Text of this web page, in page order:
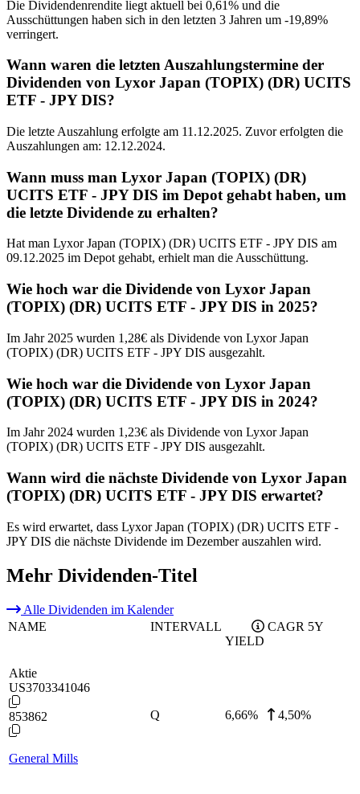
Die Dividendenrendite liegt aktuell bei 0,61% und die
Ausschüttungen haben sich in den letzten 3 Jahren um -19,89%
verringert.
Wann waren die letzten Auszahlungstermine der
Dividenden von Lyxor Japan (TOPIX) (DR) UCITS
ETF - JPY DIS?
Die letzte Auszahlung erfolgte am 11.12.2025. Zuvor erfolgten die
Auszahlungen am: 12.12.2024.
Wann muss man Lyxor Japan (TOPIX) (DR)
UCITS ETF - JPY DIS im Depot gehabt haben, um
die letzte Dividende zu erhalten?
Hat man Lyxor Japan (TOPIX) (DR) UCITS ETF - JPY DIS am
09.12.2025 im Depot gehabt, erhielt man die Ausschüttung.
Wie hoch war die Dividende von Lyxor Japan
(TOPIX) (DR) UCITS ETF - JPY DIS in 2025?
Im Jahr 2025 wurden 1,28€ als Dividende von Lyxor Japan
(TOPIX) (DR) UCITS ETF - JPY DIS ausgezahlt.
Wie hoch war die Dividende von Lyxor Japan
(TOPIX) (DR) UCITS ETF - JPY DIS in 2024?
Im Jahr 2024 wurden 1,23€ als Dividende von Lyxor Japan
(TOPIX) (DR) UCITS ETF - JPY DIS ausgezahlt.
Wann wird die nächste Dividende von Lyxor Japan
(TOPIX) (DR) UCITS ETF - JPY DIS erwartet?
Es wird erwartet, dass Lyxor Japan (TOPIX) (DR) UCITS ETF -
JPY DIS die nächste Dividende im Dezember auszahlen wird.
Mehr Dividenden-Titel
Alle Dividenden im Kalender
NAME
INTERVALL
YIELD
CAGR 5Y
Aktie
US3703341046
853862
General Mills
Q 6,66% 4,50%